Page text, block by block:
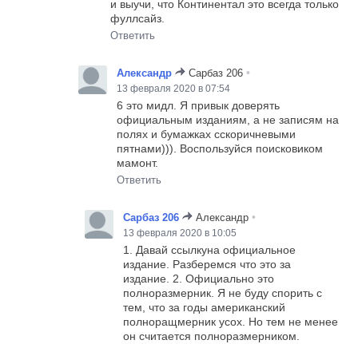
и выучи, что Континентал это всегда только
фуллсайз.
Ответить
Александр Сарбаз 206 •
13 февраля 2020 в 07:54
6 это мидл. Я привык доверять
официальным изданиям, а не записям на
полях и бумажках сскоричневыми
пятнами))). Воспользуйся поисковиком
мамонт.
Ответить
Сарбаз 206 Александр •
13 февраля 2020 в 10:05
1. Давай ссылкуна официальное
издание. Разберемся что это за
издание. 2. Официально это
полноразмерник. Я не буду спорить с
тем, что за годы американский
полноращмерник усох. Но тем не менее
он считается полноразмерником.